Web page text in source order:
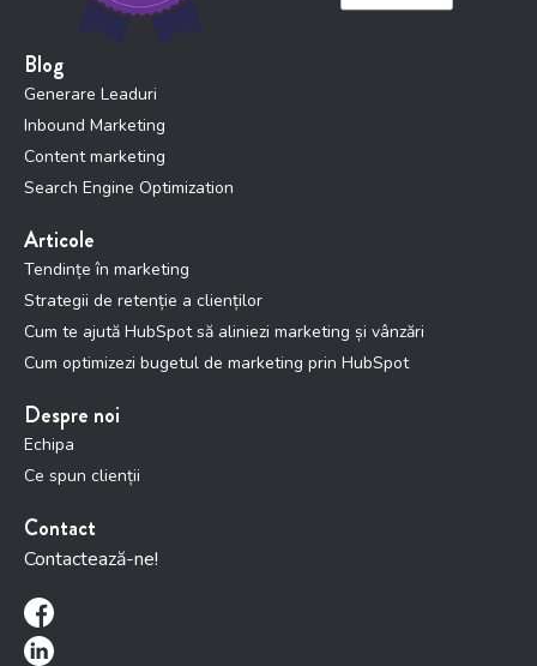
Blog
Generare Leaduri
Inbound Marketing
Content marketing
Search Engine Optimization
Articole
Tendințe în marketing
Strategii de retenție a clienților
Cum te ajută HubSpot să aliniezi marketing și vânzări
Cum optimizezi bugetul de marketing prin HubSpot
Despre noi
Echipa
Ce spun clienții
Contact
Contactează-ne!